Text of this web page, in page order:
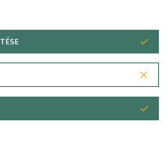
Karán kezdte, ahol
alapdiplomát, majd
rendszerekből.
robotok és szociális robotika
tanszéki mérnök